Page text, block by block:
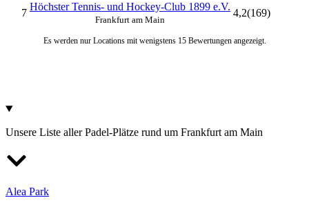
7
Höchster Tennis- und Hockey-Club 1899 e.V.
Frankfurt am Main
4,2(169)
Es werden nur Locations mit wenigstens 15 Bewertungen angezeigt.
Unsere Liste aller Padel-Plätze rund um Frankfurt am Main
Alea Park